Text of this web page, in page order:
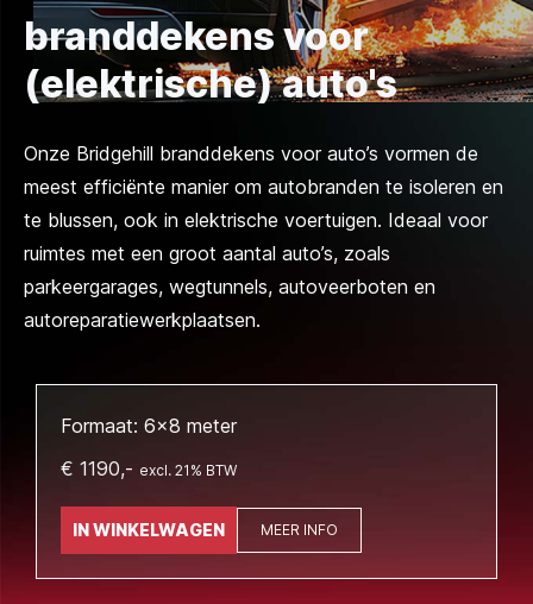
branddekens voor
(elektrische) auto's
Onze Bridgehill branddekens voor auto’s vormen de
meest efficiënte manier om autobranden te isoleren en
te blussen, ook in elektrische voertuigen. Ideaal voor
ruimtes met een groot aantal auto’s, zoals
parkeergarages, wegtunnels, autoveerboten en
autoreparatiewerkplaatsen.
Formaat: 6x8 meter
€ 1190,- excl. 21% BTW
IN WINKELWAGEN MEER INFO